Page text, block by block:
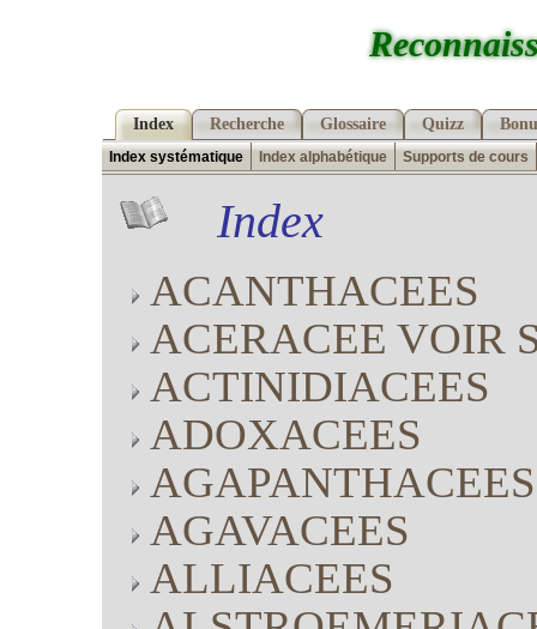
Index Recherche Glossaire Quizz
Index systématique Index alphabétique Supports de cours
Index
ACANTHACEES
ACERACEE VOIR
ACTINIDIACEES
ADOXACEES
AGAPANTHACEES
AGAVACEES
ALLIACEES